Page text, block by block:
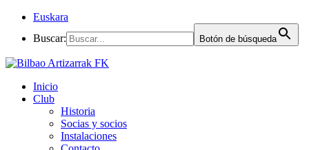
Euskara
Buscar:
Botón de búsqueda
Inicio
Club
Historia
Socias y socios
Instalaciones